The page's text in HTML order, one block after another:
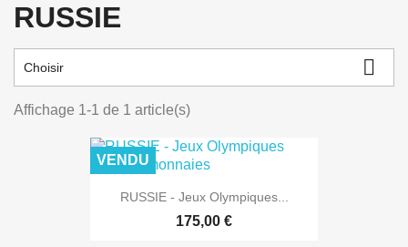
RUSSIE
Choisir 
Affichage 1-1 de 1 article(s)
RUSSIE - Jeux Olympiques...
175,00 €
VENDU